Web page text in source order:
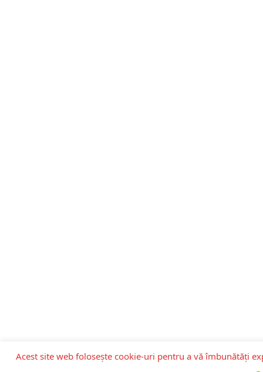
Acest site web folosește cookie-uri pentru a vă îmbunătăți